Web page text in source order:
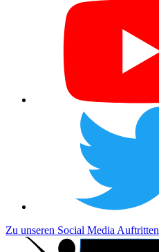
Zu unseren Social Media Auftritten